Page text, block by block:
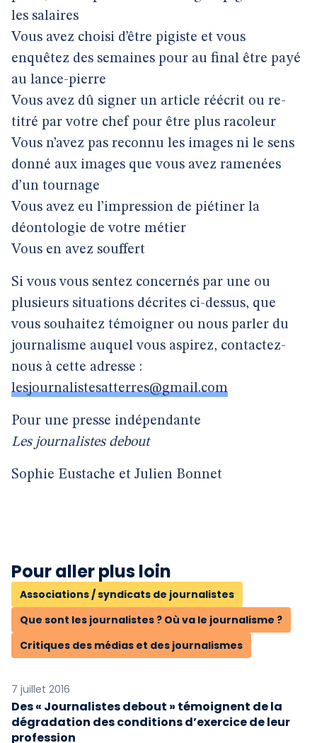
les salaires
Vous avez choisi d’être pigiste et vous
enquêtez des semaines pour au final être payé
au lance-pierre
Vous avez dû signer un article réécrit ou re-
titré par votre chef pour être plus racoleur
Vous n’avez pas reconnu les images ni le sens
donné aux images que vous avez ramenées
d’un tournage
Vous avez eu l’impression de piétiner la
déontologie de votre métier
Vous en avez souffert
Si vous vous sentez concernés par une ou
plusieurs situations décrites ci-dessus, que
vous souhaitez témoigner ou nous parler du
journalisme auquel vous aspirez, contactez-
nous à cette adresse :
lesjournalistesatterres@gmail.com
Pour une presse indépendante
Les journalistes debout
Sophie Eustache et Julien Bonnet
Pour aller plus loin
Associations / syndicats de journalistes
Que sont les journalistes ? Où va le journalisme ?
Critiques des médias et des journalismes
7 juillet 2016
Des « Journalistes debout » témoignent de la
dégradation des conditions d’exercice de leur
profession